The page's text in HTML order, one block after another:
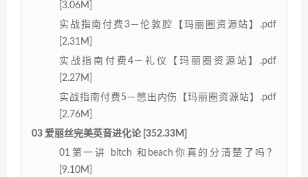
[3.06M]
实战指南付费3－伦敦腔【玛丽圈资源站】.pdf
[2.31M]
实战指南付费4－礼仪【玛丽圈资源站】.pdf
[2.27M]
实战指南付费5－憋出内伤【玛丽圈资源站】.pdf
[2.76M]
03 爱丽丝完美英音进化论 [352.33M]
01第一讲 bitch 和beach你真的分清楚了吗？
[9.10M]